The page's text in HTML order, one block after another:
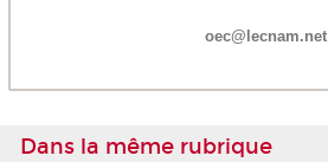
oec@lecnam.net
Dans la même rubrique